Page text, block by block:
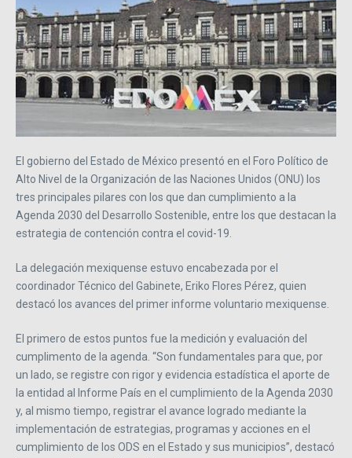
El gobierno del Estado de México presentó en el Foro Político de
Alto Nivel de la Organización de las Naciones Unidos (ONU) los
tres principales pilares con los que dan cumplimiento a la
Agenda 2030 del Desarrollo Sostenible, entre los que destacan la
estrategia de contención contra el covid-19.
La delegación mexiquense estuvo encabezada por el
coordinador Técnico del Gabinete, Eriko Flores Pérez, quien
destacó los avances del primer informe voluntario mexiquense.
El primero de estos puntos fue la medición y evaluación del
cumplimento de la agenda. “Son fundamentales para que, por
un lado, se registre con rigor y evidencia estadística el aporte de
la entidad al Informe País en el cumplimiento de la Agenda 2030
y, al mismo tiempo, registrar el avance logrado mediante la
implementación de estrategias, programas y acciones en el
cumplimiento de los ODS en el Estado y sus municipios”, destacó